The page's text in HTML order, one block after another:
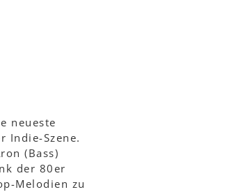
neueste
Indie-Szene.
(Bass)
der 80er
Melodien zu